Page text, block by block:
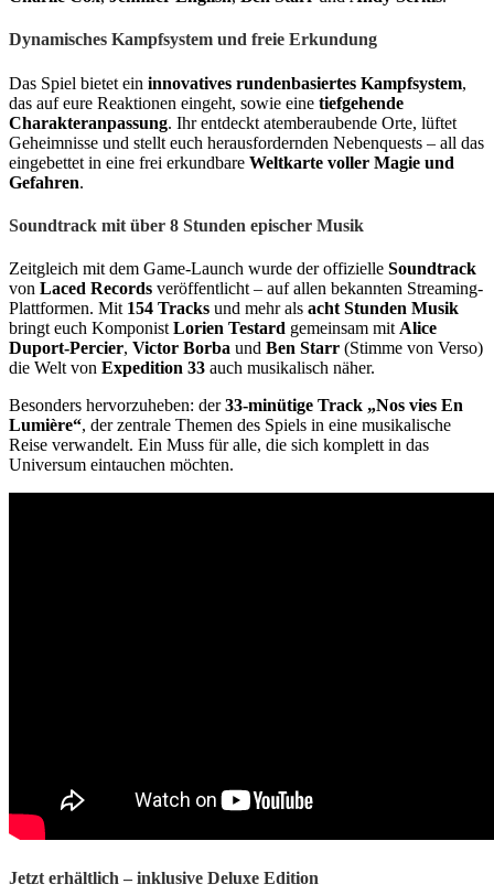
Dynamisches Kampfsystem und freie Erkundung
Das Spiel bietet ein innovatives rundenbasiertes Kampfsystem,
das auf eure Reaktionen eingeht, sowie eine tiefgehende
Charakteranpassung. Ihr entdeckt atemberaubende Orte, lüftet
Geheimnisse und stellt euch herausfordernden Nebenquests – all das
eingebettet in eine frei erkundbare Weltkarte voller Magie und
Gefahren.
Soundtrack mit über 8 Stunden epischer Musik
Zeitgleich mit dem Game-Launch wurde der offizielle Soundtrack
von Laced Records veröffentlicht – auf allen bekannten Streaming-
Plattformen. Mit 154 Tracks und mehr als acht Stunden Musik
bringt euch Komponist Lorien Testard gemeinsam mit Alice
Duport-Percier, Victor Borba und Ben Starr (Stimme von Verso)
die Welt von Expedition 33 auch musikalisch näher.
Besonders hervorzuheben: der33-minütige Track „Nos vies En
Lumière“, der zentrale Themen des Spiels in eine musikalische
Reise verwandelt. Ein Muss für alle, die sich komplett in das
Universum eintauchen möchten.
Jetzt erhältlich – inklusive Deluxe Edition